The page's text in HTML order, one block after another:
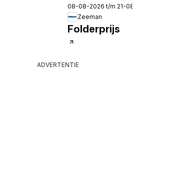
08-08-2026 t/m 21-08-2026
Zeeman
Folderprijs
ADVERTENTIE